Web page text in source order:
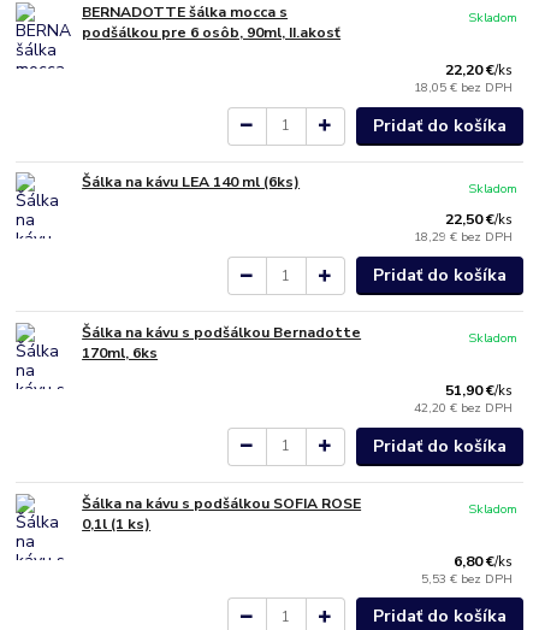
BERNADOTTE šálka mocca s
podšálkou pre 6 osôb, 90ml, II.akosť
22,20 €/ks
18,05 € bez DPH
Skladom
Pridať do košíka
Šálka na kávu LEA 140 ml (6ks)
22,50 €/ks
18,29 € bez DPH
Skladom
Pridať do košíka
Šálka na kávu s podšálkou Bernadotte
170ml, 6ks
51,90 €/ks
42,20 € bez DPH
Skladom
Pridať do košíka
Šálka na kávu s podšálkou SOFIA ROSE
0,1l (1 ks)
6,80 €/ks
5,53 € bez DPH
Skladom
Pridať do košíka